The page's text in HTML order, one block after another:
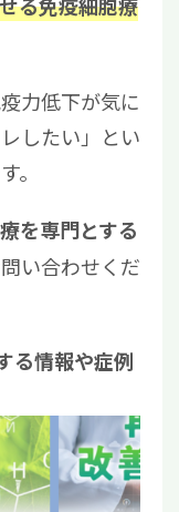
る免疫細胞療
力低下が気に
したい」とい
。
を専門とする
い合わせくだ
る情報や症例